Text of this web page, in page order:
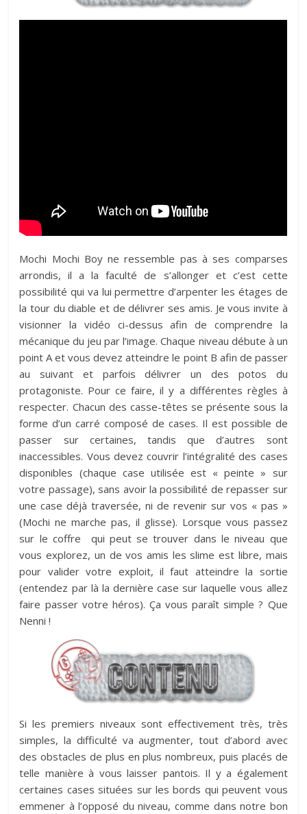
Mochi Mochi Boy ne ressemble pas à ses comparses
arrondis, il a la faculté de s’allonger et c’est cette
possibilité qui va lui permettre d’arpenter les étages de
la tour du diable et de délivrer ses amis. Je vous invite à
visionner la vidéo ci-dessus afin de comprendre la
mécanique du jeu par l’image. Chaque niveau débute à un
point A et vous devez atteindre le point B afin de passer
au suivant et parfois délivrer un des potos du
protagoniste. Pour ce faire, il y a différentes règles à
respecter. Chacun des casse-têtes se présente sous la
forme d’un carré composé de cases. Il est possible de
passer sur certaines, tandis que d’autres sont
inaccessibles. Vous devez couvrir l’intégralité des cases
disponibles (chaque case utilisée est « peinte » sur
votre passage), sans avoir la possibilité de repasser sur
une case déjà traversée, ni de revenir sur vos « pas »
(Mochi ne marche pas, il glisse). Lorsque vous passez
sur le coffre qui peut se trouver dans le niveau que
vous explorez, un de vos amis les slime est libre, mais
pour valider votre exploit, il faut atteindre la sortie
(entendez par là la dernière case sur laquelle vous allez
faire passer votre héros). Ça vous paraît simple ? Que
Nenni !
Si les premiers niveaux sont effectivement très, très
simples, la difficulté va augmenter, tout d’abord avec
des obstacles de plus en plus nombreux, puis placés de
telle manière à vous laisser pantois. Il y a également
certaines cases situées sur les bords qui peuvent vous
emmener à l’opposé du niveau, comme dans notre bon